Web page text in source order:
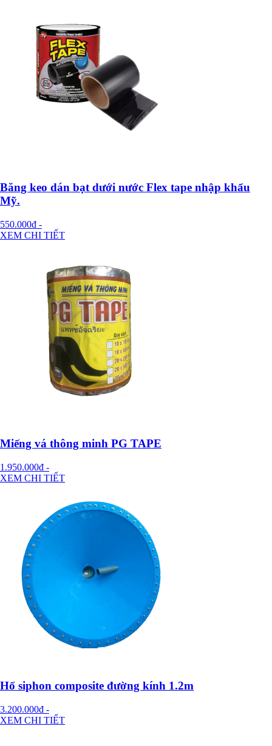
Băng keo dán bạt dưới nước Flex tape nhập khẩu
Mỹ.
550.000đ -
XEM CHI TIẾT
Miếng vá thông minh PG TAPE
1.950.000đ -
XEM CHI TIẾT
Hố siphon composite đường kính 1.2m
3.200.000đ -
XEM CHI TIẾT